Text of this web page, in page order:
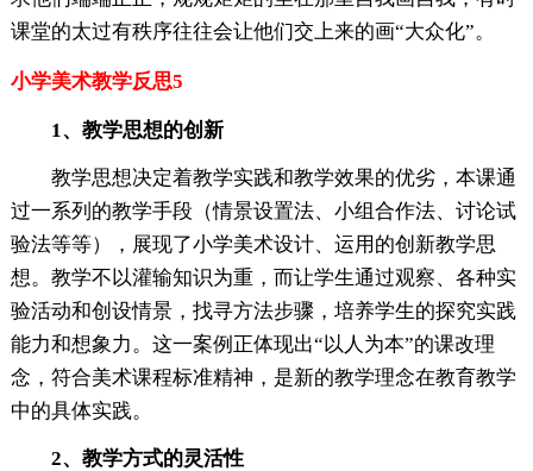
课堂的太过有秩序往往会让他们交上来的画“大众化”。
小学美术教学反思5
1、教学思想的创新
教学思想决定着教学实践和教学效果的优劣，本课通
过一系列的教学手段（情景设置法、小组合作法、讨论试
验法等等），展现了小学美术设计、运用的创新教学思
想。教学不以灌输知识为重，而让学生通过观察、各种实
验活动和创设情景，找寻方法步骤，培养学生的探究实践
能力和想象力。这一案例正体现出“以人为本”的课改理
念，符合美术课程标准精神，是新的教学理念在教育教学
中的具体实践。
2、教学方式的灵活性